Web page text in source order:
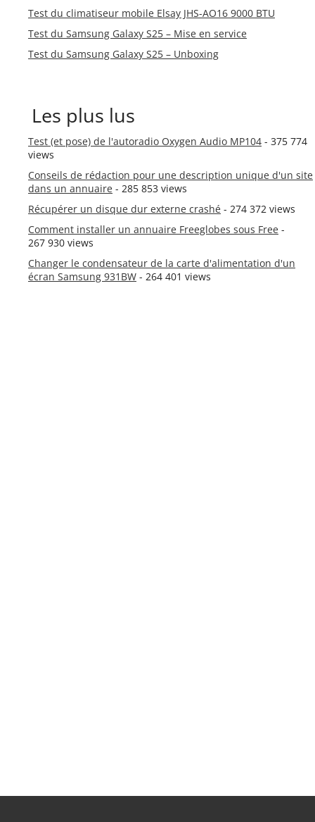
Test du climatiseur mobile Elsay JHS-AO16 9000 BTU
Test du Samsung Galaxy S25 – Mise en service
Test du Samsung Galaxy S25 – Unboxing
Les plus lus
Test (et pose) de l'autoradio Oxygen Audio MP104 - 375 774
views
Conseils de rédaction pour une description unique d'un site
dans un annuaire - 285 853 views
Récupérer un disque dur externe crashé - 274 372 views
Comment installer un annuaire Freeglobes sous Free -
267 930 views
Changer le condensateur de la carte d'alimentation d'un
écran Samsung 931BW - 264 401 views